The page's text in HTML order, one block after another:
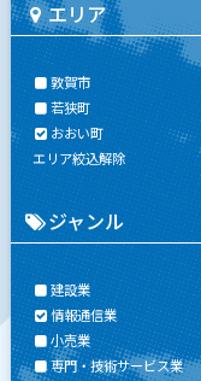
エリア
敦賀市
若狭町
おおい町
エリア絞込解除
ジャンル
建設業
情報通信業
小売業
専門・技術サービス業